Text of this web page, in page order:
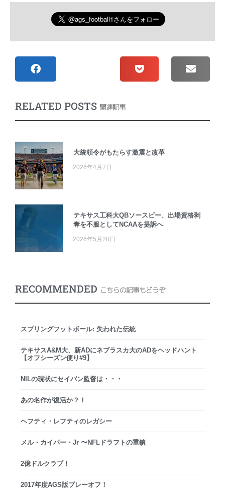
RELATED POSTS 関連記事
大統領令がもたらす激震と改革
2026年4月7日
テキサス工科大QBソースビー、出場資格剥
奪を不服としてNCAAを提訴へ
2026年5月20日
RECOMMENDED こちらの記事もどうぞ
スプリングフットボール: 失われた伝統
テキサスA&M大、新ADにネブラスカ大のADをヘッドハント
【オフシーズン便り#9】
NILの現状にセイバン監督は・・・
あの名作が復活か？！
ヘフティ・レフティのレガシー
メル・カイパー・Jr 〜NFLドラフトの重鎮
2億ドルクラブ！
2017年度AGS版プレーオフ！